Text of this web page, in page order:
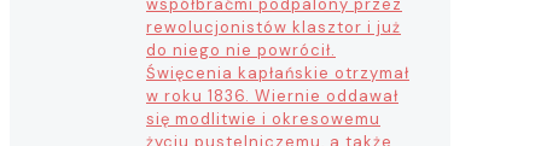
rewolucjonistów klasztor i już
do niego nie powrócił.
Święcenia kapłańskie otrzymał
w roku 1836. Wiernie oddawał
się modlitwie i okresowemu
życiu pustelniczemu, a także